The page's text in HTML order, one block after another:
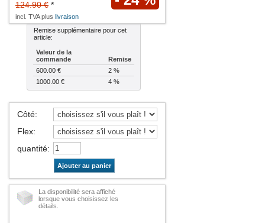
124.90 € *
incl. TVA plus livraison
Remise supplémentaire pour cet
article:
Valeur de la
commande
Remise
600.00 €
2 %
1000.00 €
4 %
Côté:
Flex:
quantité:
Ajouter au panier
La disponibilité sera affiché
lorsque vous choisissez les
détails.